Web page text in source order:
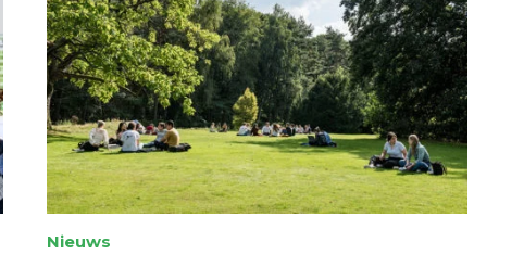
Nieuws